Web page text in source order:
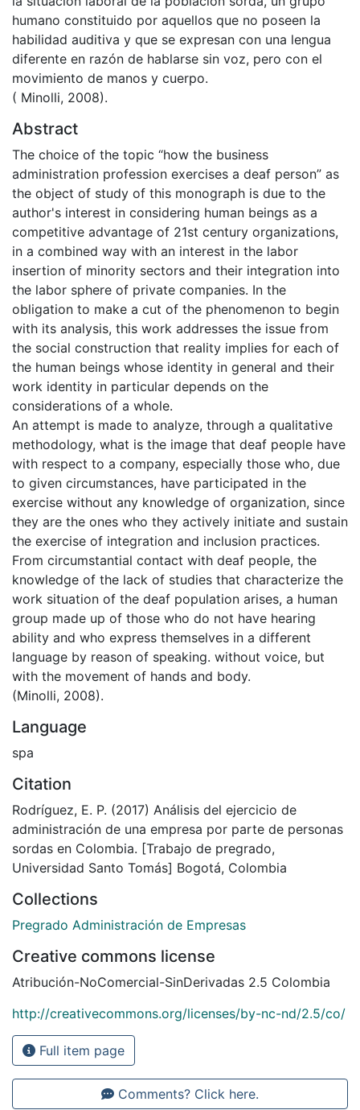
humano constituido por aquellos que no poseen la
habilidad auditiva y que se expresan con una lengua
diferente en razón de hablarse sin voz, pero con el
movimiento de manos y cuerpo.
( Minolli, 2008).
Abstract
The choice of the topic “how the business
administration profession exercises a deaf person” as
the object of study of this monograph is due to the
author's interest in considering human beings as a
competitive advantage of 21st century organizations,
in a combined way with an interest in the labor
insertion of minority sectors and their integration into
the labor sphere of private companies. In the
obligation to make a cut of the phenomenon to begin
with its analysis, this work addresses the issue from
the social construction that reality implies for each of
the human beings whose identity in general and their
work identity in particular depends on the
considerations of a whole.
An attempt is made to analyze, through a qualitative
methodology, what is the image that deaf people have
with respect to a company, especially those who, due
to given circumstances, have participated in the
exercise without any knowledge of organization, since
they are the ones who they actively initiate and sustain
the exercise of integration and inclusion practices.
From circumstantial contact with deaf people, the
knowledge of the lack of studies that characterize the
work situation of the deaf population arises, a human
group made up of those who do not have hearing
ability and who express themselves in a different
language by reason of speaking. without voice, but
with the movement of hands and body.
(Minolli, 2008).
Language
spa
Citation
Rodríguez, E. P. (2017) Análisis del ejercicio de
administración de una empresa por parte de personas
sordas en Colombia. [Trabajo de pregrado,
Universidad Santo Tomás] Bogotá, Colombia
Collections
Pregrado Administración de Empresas
Creative commons license
Atribución-NoComercial-SinDerivadas 2.5 Colombia
http://creativecommons.org/licenses/by-nc-nd/2.5/co/
Full item page
Comments? Click here.